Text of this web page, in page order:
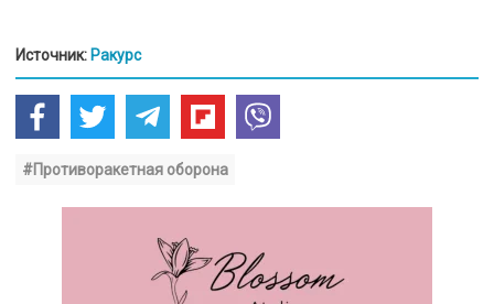
Источник: Ракурс
#Противоракетная оборона